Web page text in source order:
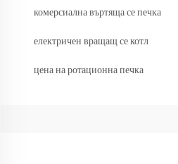
комерсиална въртяща се печка
електричен вращащ се котл
цена на ротационна печка